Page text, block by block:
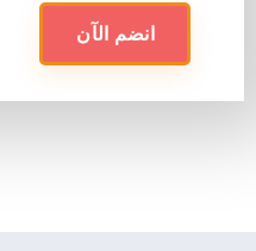
انضم الآن